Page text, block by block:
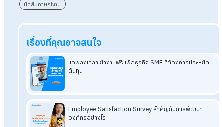
การนัดสัมภาษณ์งานเป็นอีกหนึ่งขั้นตอนที่สำคัญในการรับสมัครง
หรือไม่ โดยวัตถุประสงค์หลักของการนัดสัมภาษณ์งาน ก็คือ เพื่อใ
ทั้งสองฝ่ายได้ทำความรู้จักกันมากขึ้น และประเมินว่าอีกฝ่ายหนึ่งเห
สมกับตำแหน่งงานและองค์กรหรือไม่
ดังนั้น การนัดสัมภาษณ์งานที่มีการเตรียมพร้อมเป็นอย่างดีจะช่วย
HR สามารถเลือกผู้สมัครที่เหมาะสมกับตำแหน่งและวัฒนธรรมของ
องค์กรได้อย่างมีประสิทธิภาพ อีกทั้งยังช่วยให้การสัมภาษณ์งานเ
ไปอย่างราบรื่นและสร้างประสบการณ์ที่ดีทั้งต่อ HR และผู้สมัครได้